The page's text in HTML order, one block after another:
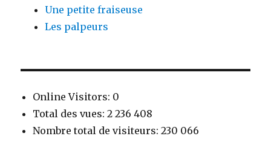
Une petite fraiseuse
Les palpeurs
Online Visitors: 0
Total des vues:2 236 408
Nombre total de visiteurs:230 066